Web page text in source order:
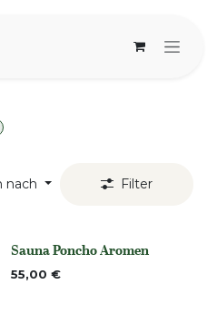
nach Filter
None
Sauna Poncho Aromen
55,00 €